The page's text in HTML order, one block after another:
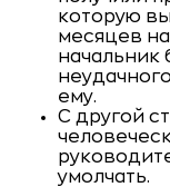
которую
месяцев
начальник
ему.
С другой
умолчать.